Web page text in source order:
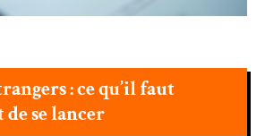
: ce qu’il faut
se lancer